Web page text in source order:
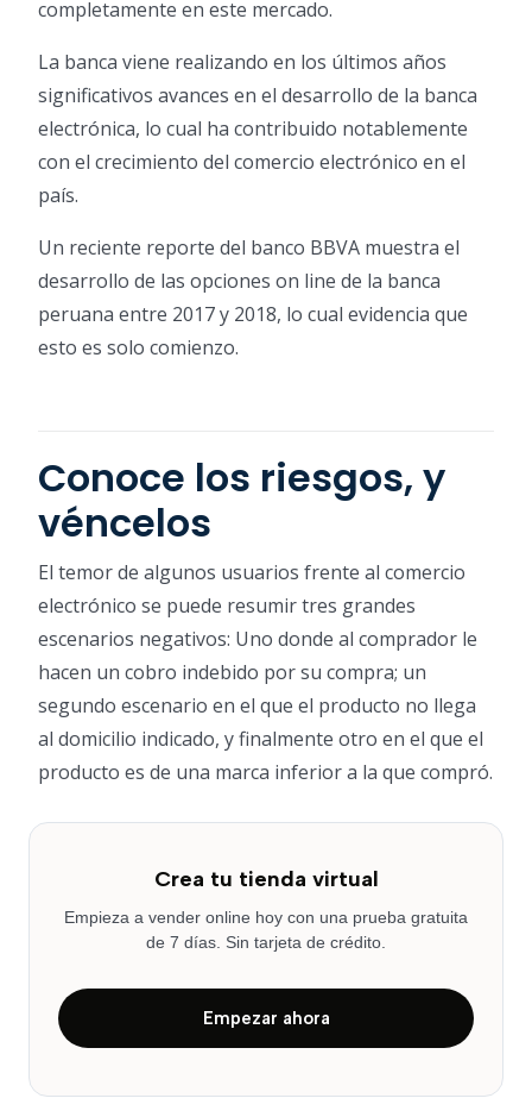
completamente en este mercado.
La banca viene realizando en los últimos años
significativos avances en el desarrollo de la banca
electrónica, lo cual ha contribuido notablemente
con el crecimiento del comercio electrónico en el
país.
Un reciente reporte del banco BBVA muestra el
desarrollo de las opciones on line de la banca
peruana entre 2017 y 2018, lo cual evidencia que
esto es solo comienzo.
Conoce los riesgos, y
véncelos
El temor de algunos usuarios frente al comercio
electrónico se puede resumir tres grandes
escenarios negativos: Uno donde al comprador le
hacen un cobro indebido por su compra; un
segundo escenario en el que el producto no llega
al domicilio indicado, y finalmente otro en el que el
producto es de una marca inferior a la que compró.
Crea tu tienda virtual
Empieza a vender online hoy con una prueba gratuita
de 7 días. Sin tarjeta de crédito.
Empezar ahora